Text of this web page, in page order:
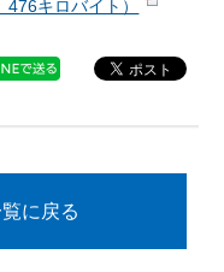
キロバイト）
に戻る